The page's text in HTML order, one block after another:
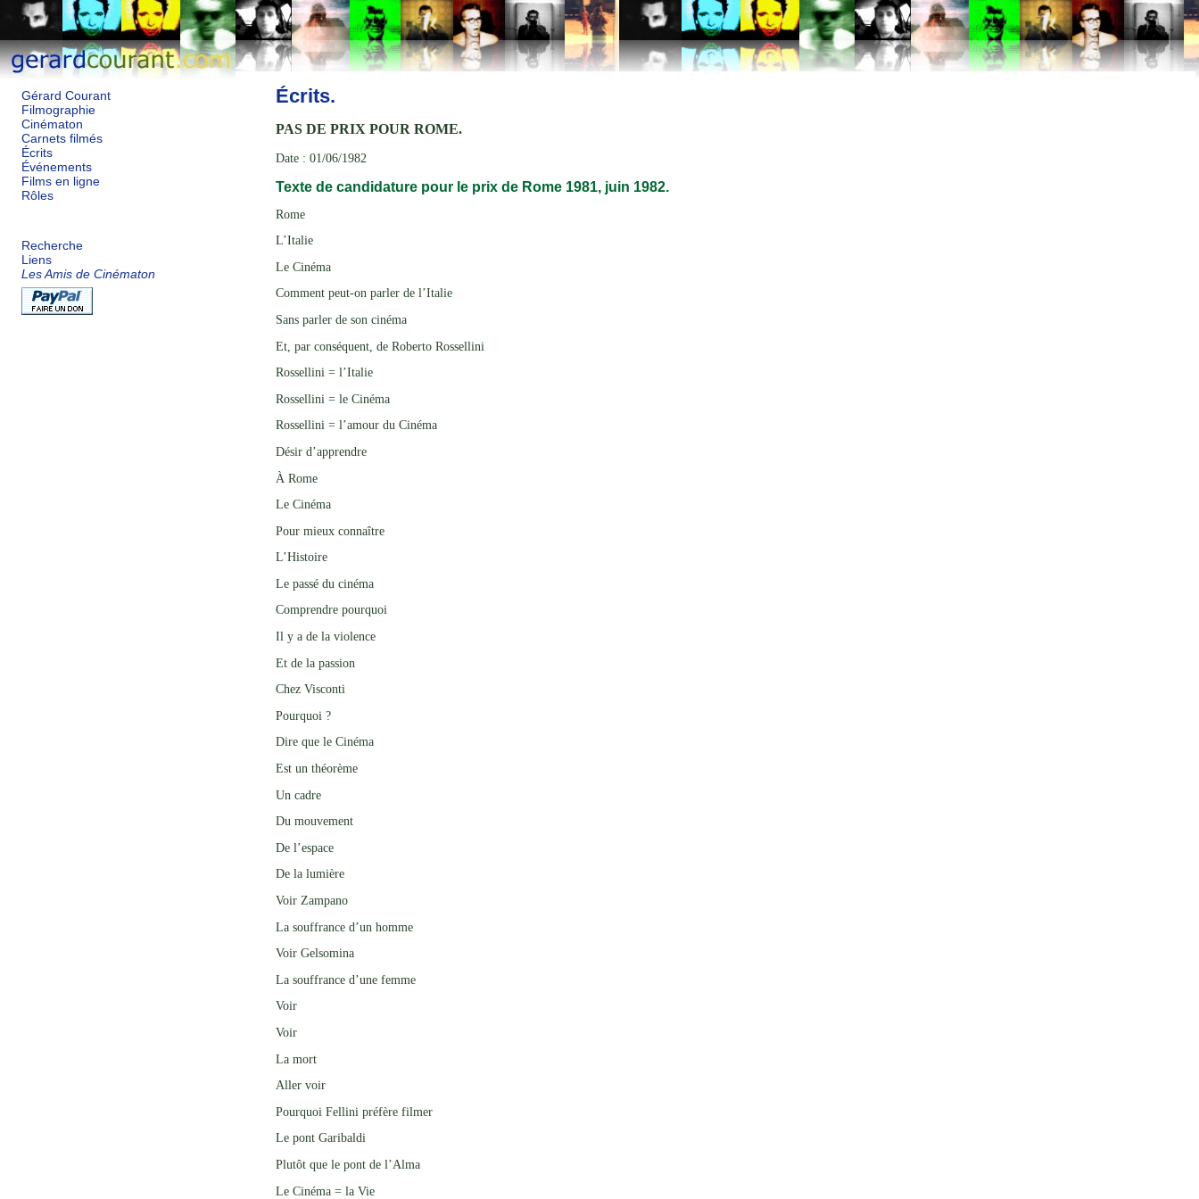
Gérard Courant
Filmographie
Cinématon
Carnets filmés
Écrits
Événements
Films en ligne
Rôles
Recherche
Liens
Les Amis de Cinématon
Écrits.
PAS DE PRIX POUR ROME.
Date : 01/06/1982
Texte de candidature pour le prix de Rome 1981, juin 1982.
Rome
L’Italie
Le Cinéma
Comment peut-on parler de l’Italie
Sans parler de son cinéma
Et, par conséquent, de Roberto Rossellini
Rossellini = l’Italie
Rossellini = le Cinéma
Rossellini = l’amour du Cinéma
Désir d’apprendre
À Rome
Le Cinéma
Pour mieux connaître
L’Histoire
Le passé du cinéma
Comprendre pourquoi
Il y a de la violence
Et de la passion
Chez Visconti
Pourquoi ?
Dire que le Cinéma
Est un théorème
Un cadre
Du mouvement
De l’espace
De la lumière
Voir Zampano
La souffrance d’un homme
Voir Gelsomina
La souffrance d’une femme
Voir
Voir
La mort
Aller voir
Pourquoi Fellini préfère filmer
Le pont Garibaldi
Plutôt que le pont de l’Alma
Le Cinéma = la Vie